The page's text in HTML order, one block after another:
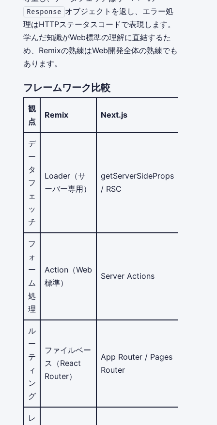
Response オブジェクトを返し、エラー処
理はHTTPステータスコードで表現します。
学んだ知識がWeb標準の理解に直結するた
め、Remixの熟練はWeb開発全体の熟練でも
あります。
フレームワーク比較
観
点
Remix Next.js
デ
ー
タ
フ
ェ
ッ
チ
Loader（サ
ーバー専用）
getServerSideProps
/ RSC
フ
ォ
ー
ム
処
理
Action（Web
標準）
Server Actions
ル
ー
テ
ィ
ン
グ
ファイルベー
ス（React
Router）
App Router / Pages
Router
レ